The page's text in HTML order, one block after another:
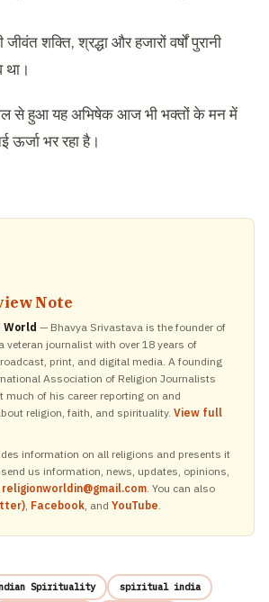
शक्ति, श्रद्धा और हजारों वर्षों पुरानी
था।
से हुआ यह अभिषेक आज भी भक्तों के मन में
भर रहा है।
Note
World — Bhavya Srivastava is the founder of
veteran journalist with over 18 years of
print, and digital media. A founding
Association of Religion Journalists
much of his career reporting on and
religion, faith, and spirituality. View full
information on all religions and presents it
us information, news, updates, opinions,
religionworldin@gmail.com. You can also
, Facebook, and YouTube.
Spirituality spiritual india